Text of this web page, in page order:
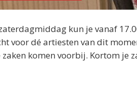
kun je vanaf
voor dé artiesten van dit
komen voorbij. Kortom je